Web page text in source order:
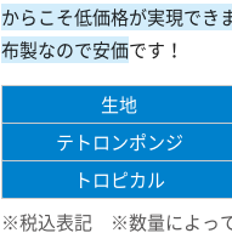
からこそ低価格が実現でき
布製なので安価です！
生地
テトロンポンジ
トロピカル
※税込表記 ※数量によっ